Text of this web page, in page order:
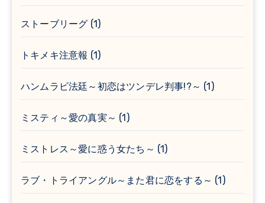
ストーブリーグ (1)
トキメキ注意報 (1)
ハンムラビ法廷～初恋はツンデレ判事!?～ (1)
ミスティ～愛の真実～ (1)
ミストレス～愛に惑う女たち～ (1)
ラブ・トライアングル～また君に恋をする～ (1)